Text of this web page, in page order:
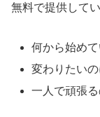
無料で提供してい
何から始め
変わりたい
一人で頑張